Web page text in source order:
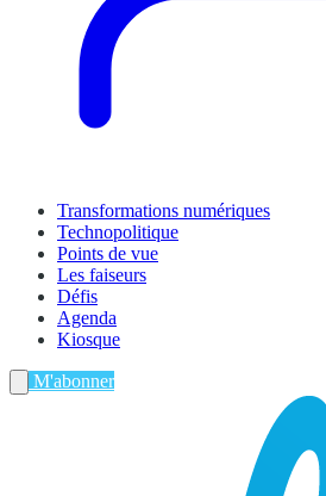
Transformations numériques
Technopolitique
Points de vue
Les faiseurs
Défis
Agenda
Kiosque
M'abonner